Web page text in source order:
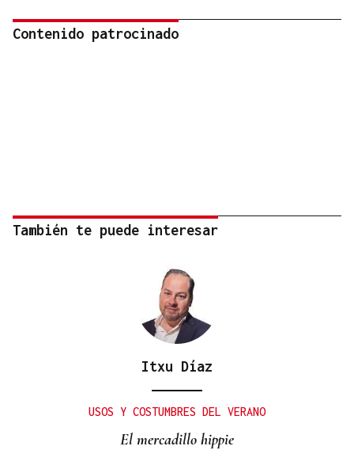
Contenido patrocinado
También te puede interesar
Itxu Díaz
USOS Y COSTUMBRES DEL VERANO
El mercadillo hippie